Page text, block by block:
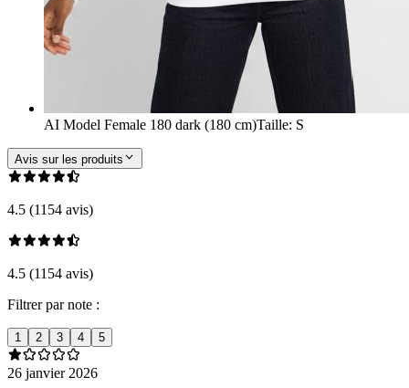
AI Model Female 180 dark (180 cm)Taille: S
Avis sur les produits
4.5 (1154 avis)
4.5 (1154 avis)
Filtrer par note :
1 2 3 4 5
26 janvier 2026